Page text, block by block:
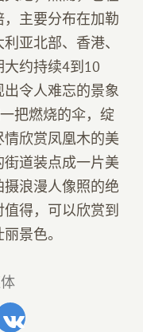
主要分布在加勒
亚北部、香港、
约持续4到10
令人难忘的景象
把燃烧的伞，绽
欣赏凤凰木的美
道装点成一片美
浪漫人像照的绝
得，可以欣赏到
景色。